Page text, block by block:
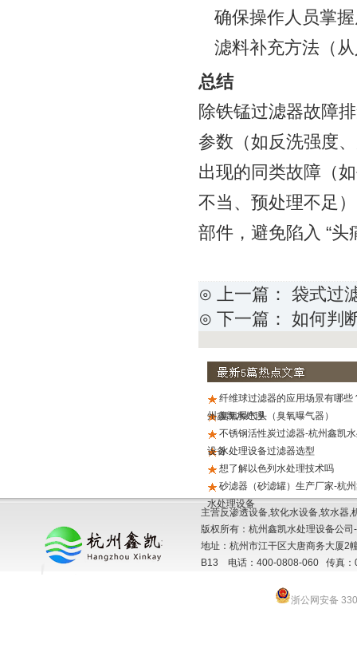
确保操作人员掌
滤料补充方法（
总结
除铁锰过滤器故障
参数（如反洗强度
出现的同类故障（
不当、预处理不足
部件，避免陷入 “头
⊙ 上一篇： 袋式过
⊙ 下一篇： 如何判
纤维球过滤器的应用场景有哪些
州鑫凯水处理
臭氧曝气头（臭氧曝气器）
不锈钢活性炭过滤器-杭州鑫凯
设备水处理设备过滤器选型
想了解以色列水处理技术吗
砂滤器（砂滤罐）生产厂家-杭
水处理设备
主营反渗透设备,软化水设备,软水器
版权所有：杭州鑫凯水处理设备公
地址：杭州市江干区大唐商务大厦2
B13 电话：400-0808-060 传真：
浙公网安备